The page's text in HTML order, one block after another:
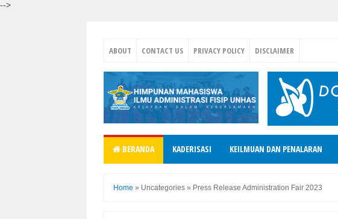
-->
ABOUT CONTACT US PRIVACY POLICY DISCLAIMER
BERANDA KADERISASI KEILMUAN DAN PENALARAN
Home » Uncategories » Press Release Administration Fair 2023